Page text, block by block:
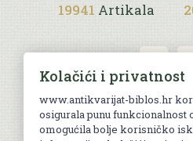
19941 Artikala
Uvjeti
Kolačići i privatnost
www.antikvarijat-biblos.hr
osigurala punu funkcionalnost
omogućila bolje korisničko